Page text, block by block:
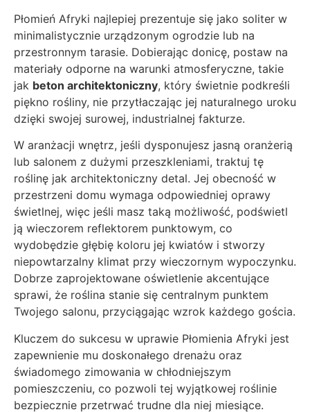
Płomień Afryki najlepiej prezentuje się jako soliter w
minimalistycznie urządzonym ogrodzie lub na
przestronnym tarasie. Dobierając donicę, postaw na
materiały odporne na warunki atmosferyczne, takie
jak beton architektoniczny, który świetnie podkreśli
piękno rośliny, nie przytłaczając jej naturalnego uroku
dzięki swojej surowej, industrialnej fakturze.
W aranżacji wnętrz, jeśli dysponujesz jasną oranżerią
lub salonem z dużymi przeszkleniami, traktuj tę
roślinę jak architektoniczny detal. Jej obecność w
przestrzeni domu wymaga odpowiedniej oprawy
świetlnej, więc jeśli masz taką możliwość, podświetl
ją wieczorem reflektorem punktowym, co
wydobędzie głębię koloru jej kwiatów i stworzy
niepowtarzalny klimat przy wieczornym wypoczynku.
Dobrze zaprojektowane oświetlenie akcentujące
sprawi, że roślina stanie się centralnym punktem
Twojego salonu, przyciągając wzrok każdego gościa.
Kluczem do sukcesu w uprawie Płomienia Afryki jest
zapewnienie mu doskonałego drenażu oraz
świadomego zimowania w chłodniejszym
pomieszczeniu, co pozwoli tej wyjątkowej roślinie
bezpiecznie przetrwać trudne dla niej miesiące.